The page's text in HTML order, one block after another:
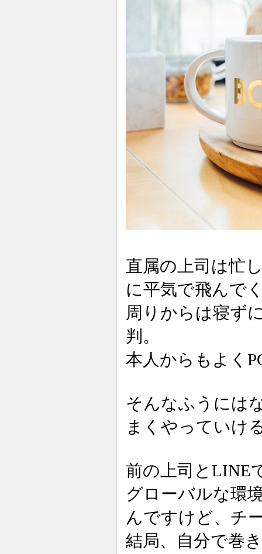
直属の上司は忙
に平気で飛んで
周りからは寝ず
判。
本人からもよく
そんなふうには
まくやっていけ
前の上司とLINE
グローバルな環
んですけど、チ
結局、自分で巻